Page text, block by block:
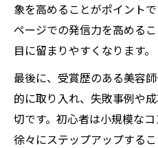
象を高めることがポイント
ページでの発信力を高める
目に留まりやすくなります。
最後に、受賞歴のある美容
的に取り入れ、失敗事例や
切です。初心者は小規模な
徐々にステップアップする